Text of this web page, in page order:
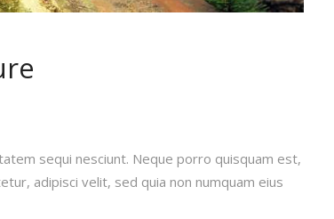
sequi nesciunt. Neque porro quisquam est,
adipisci velit, sed quia non numquam eius